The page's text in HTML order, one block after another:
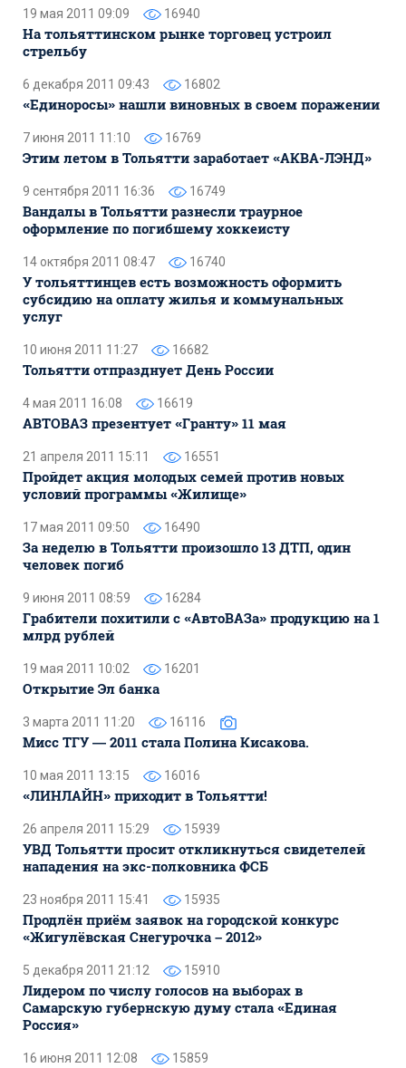
19 мая 2011 09:09 16940
На тольяттинском рынке торговец устроил
стрельбу
6 декабря 2011 09:43 16802
«Единоросы» нашли виновных в своем поражении
7 июня 2011 11:10 16769
Этим летом в Тольятти заработает «АКВА-ЛЭНД»
9 сентября 2011 16:36 16749
Вандалы в Тольятти разнесли траурное
оформление по погибшему хоккеисту
14 октября 2011 08:47 16740
У тольяттинцев есть возможность оформить
субсидию на оплату жилья и коммунальных
услуг
10 июня 2011 11:27 16682
Тольятти отпразднует День России
4 мая 2011 16:08 16619
АВТОВАЗ презентует «Гранту» 11 мая
21 апреля 2011 15:11 16551
Пройдет акция молодых семей против новых
условий программы «Жилище»
17 мая 2011 09:50 16490
За неделю в Тольятти произошло 13 ДТП, один
человек погиб
9 июня 2011 08:59 16284
Грабители похитили с «АвтоВАЗа» продукцию на 1
млрд рублей
19 мая 2011 10:02 16201
Открытие Эл банка
3 марта 2011 11:20 16116
Мисс ТГУ — 2011 стала Полина Кисакова.
10 мая 2011 13:15 16016
«ЛИНЛАЙН» приходит в Тольятти!
26 апреля 2011 15:29 15939
УВД Тольятти просит откликнуться свидетелей
нападения на экс-полковника ФСБ
23 ноября 2011 15:41 15935
Продлён приём заявок на городской конкурс
«Жигулёвская Снегурочка – 2012»
5 декабря 2011 21:12 15910
Лидером по числу голосов на выборах в
Самарскую губернскую думу стала «Единая
Россия»
16 июня 2011 12:08 15859